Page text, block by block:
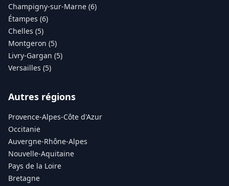
Champigny-sur-Marne (6)
Étampes (6)
Chelles (5)
Montgeron (5)
Livry-Gargan (5)
Versailles (5)
Autres régions
Provence-Alpes-Côte d'Azur
Occitanie
Auvergne-Rhône-Alpes
Nouvelle-Aquitaine
Pays de la Loire
Bretagne